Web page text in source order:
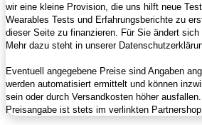
wir eine kleine Provision, die uns hilft neue
Wearables Tests und Erfahrungsberichte zu
dieser Seite zu finanzieren. Für Sie ändert sich
Mehr dazu steht in unserer
Eventuell angegebene Preise sind Angaben
werden automatisiert ermittelt und können
sein oder durch Versandkosten höher
Preisangabe ist stets im verlinkten Partnershop